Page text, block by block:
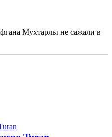
Мухтарлы не сажали в